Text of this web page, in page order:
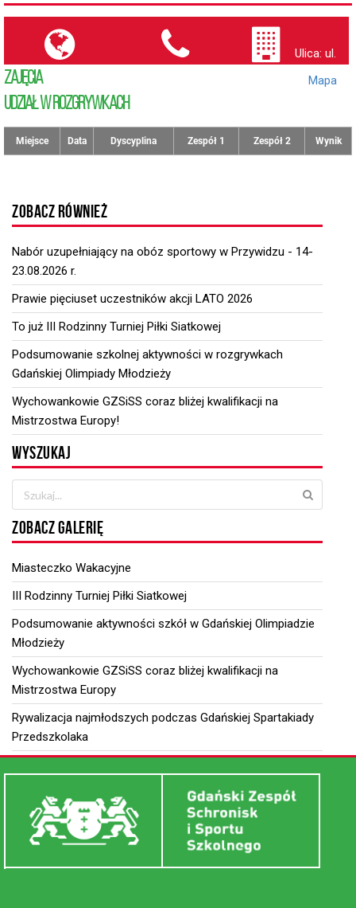
Ulica: ul.
Mapa)
ZAJĘCIA
UDZIAŁ W ROZGRYWKACH
Miejsce Data Dyscyplina Zespół 1 Zespół 2 Wynik
ZOBACZ RÓWNIEŻ
Nabór uzupełniający na obóz sportowy w Przywidzu - 14-
23.08.2026 r.
Prawie pięciuset uczestników akcji LATO 2026
To już III Rodzinny Turniej Piłki Siatkowej
Podsumowanie szkolnej aktywności w rozgrywkach
Gdańskiej Olimpiady Młodzieży
Wychowankowie GZSiSS coraz bliżej kwalifikacji na
Mistrzostwa Europy!
WYSZUKAJ
ZOBACZ GALERIĘ
Miasteczko Wakacyjne
III Rodzinny Turniej Piłki Siatkowej
Podsumowanie aktywności szkół w Gdańskiej Olimpiadzie
Młodzieży
Wychowankowie GZSiSS coraz bliżej kwalifikacji na
Mistrzostwa Europy
Rywalizacja najmłodszych podczas Gdańskiej Spartakiady
Przedszkolaka